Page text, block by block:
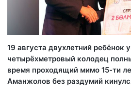
19 августа двухлетний ребёнок
четырёхметровый колодец
время проходящий мимо 15-ти
Аманжолов без раздумий